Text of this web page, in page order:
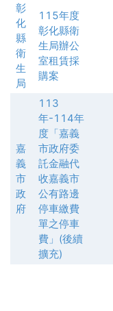
彰
化
縣
衛
生
局
115年度
彰化縣衛
生局辦公
室租賃採
購案
嘉
義
市
政
府
113
年-114年
度「嘉義
市政府委
託金融代
收嘉義市
公有路邊
停車繳費
單之停車
費」(後續
擴充)